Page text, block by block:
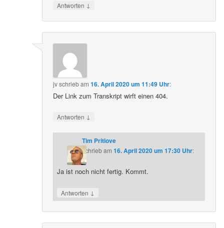
Antworten ↓
jvschriebam16. April 2020 um 11:49 Uhr:
Der Link zum Transkript wirft einen 404.
Antworten ↓
Tim Pritlove
schriebam 16. April 2020 um 17:30 Uhr:
Ja ist noch nicht fertig. Kommt.
Antworten ↓